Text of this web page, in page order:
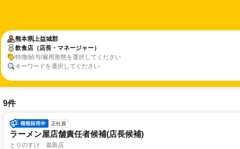
熊本県上益城郡
飲食店（店長・マネージャー）
特徴/給与/雇用形態を選択してください
キーワードを選択してください
9件
正社員
ラーメン屋店舗責任者候補(店長候補)
とりのすけ 嘉島店